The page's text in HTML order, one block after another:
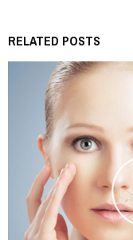
RELATED POSTS